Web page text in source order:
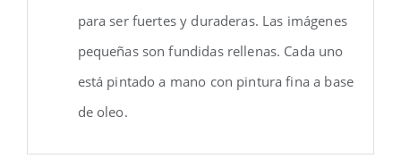
para ser fuertes y duraderas. Las imágenes
pequeñas son fundidas rellenas. Cada uno
está pintado a mano con pintura fina a base
de oleo.